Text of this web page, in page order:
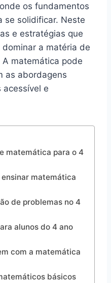
os fundamentos
se solidificar. Neste
e estratégias que
a matéria de
matemática pode
as abordagens
acessível e
matemática para o 4
matemática
de problemas no 4
alunos do 4 ano
com a matemática
básicos